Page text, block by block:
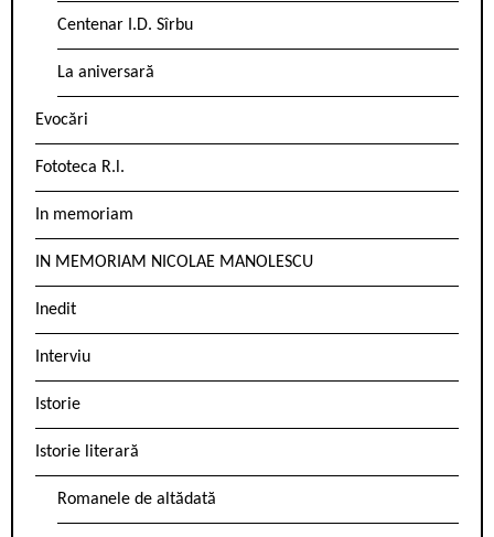
Centenar I.D. Sîrbu
La aniversară
Evocări
Fototeca R.l.
In memoriam
IN MEMORIAM NICOLAE MANOLESCU
Inedit
Interviu
Istorie
Istorie literară
Romanele de altădată